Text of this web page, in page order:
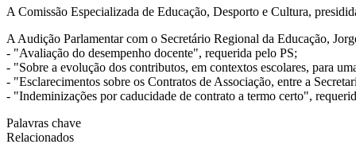
A Comissão Especializada de Educação, Desporto e Cultura,
A Audição Parlamentar com o Secretário Regional da Educação,
- "Avaliação do desempenho docente", requerida pelo PS;
- "Sobre a evolução dos contributos, em contextos escolares, para
- "Esclarecimentos sobre os Contratos de Associação, entre a
- "Indeminizações por caducidade de contrato a termo certo",
Palavras chave
Relacionados